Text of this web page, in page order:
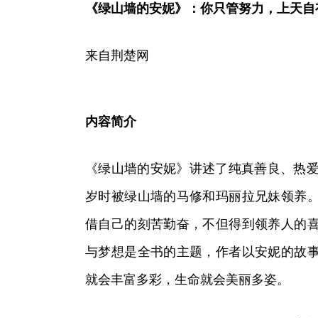
《绿山墙的安妮》：你只管努力，上天
来自荆楚网
内容简介
《绿山墙的安妮》讲述了纯真善良、热
岁时被绿山墙的马修和玛丽拉兄妹领养
借自己的刻苦勤奋，不但得到领养人的
与梦想是全书的主题，作者以安妮的故
就会丰富多彩，生命就会美丽多姿。